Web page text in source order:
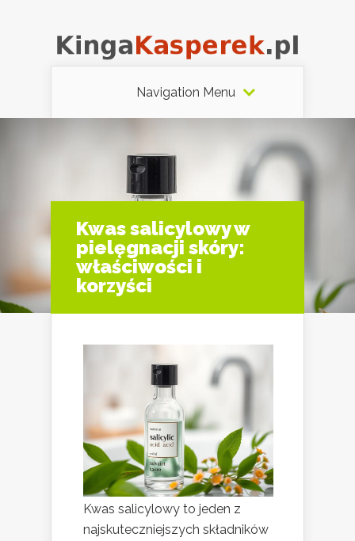
Navigation Menu
Kwas salicylowy w
pielęgnacji skóry:
właściwości i
korzyści
Kwas salicylowy to jeden z
najskuteczniejszych składników